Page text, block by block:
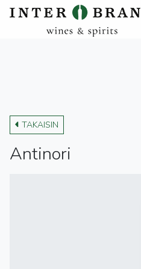
TAKAISIN
Antinori